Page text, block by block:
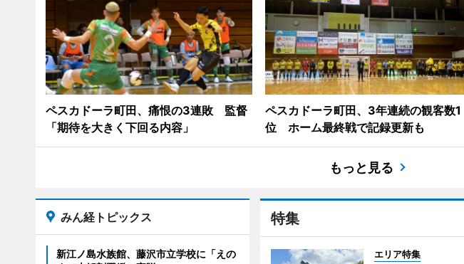
ペスカドーラ町田、痛恨の3連敗 監督
「期待を大きく下回る内容」
ペスカドーラ町田、3年連続の観客数1
位 ホーム最終戦で記録更新も
もっと見る
特集
エリア特集
みん経トピックス
新江ノ島水族館、藤沢市立学校に「えの